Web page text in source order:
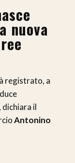
nuova
registrato, a
dichiara il
Antonino